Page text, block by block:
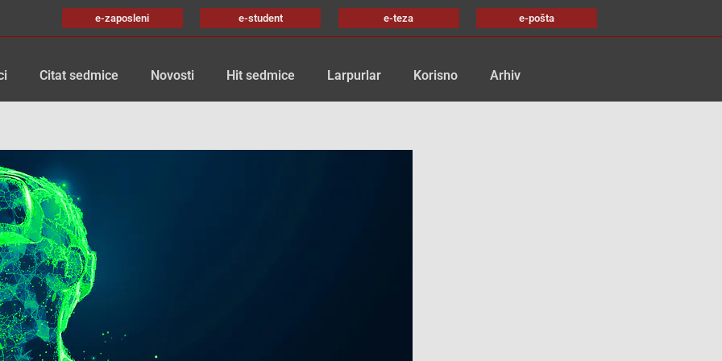
e-zaposleni e-student e-teza e-pošta
Citat sedmice Novosti Hit sedmice Larpurlar Korisno Arhiv